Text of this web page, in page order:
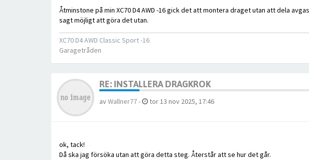
Åtminstone på min XC70 D4 AWD -16 gick det att montera draget utan att dela
sagt möjligt att göra det utan.
XC70 D4 AWD Classic Sport -16
Garagetråden
RE: INSTALLERA DRAGKROK
avWallner77- tor 13 nov 2025, 17:46
ok, tack!
Då ska jag försöka utan att göra detta steg. Återstår att se hur det går.